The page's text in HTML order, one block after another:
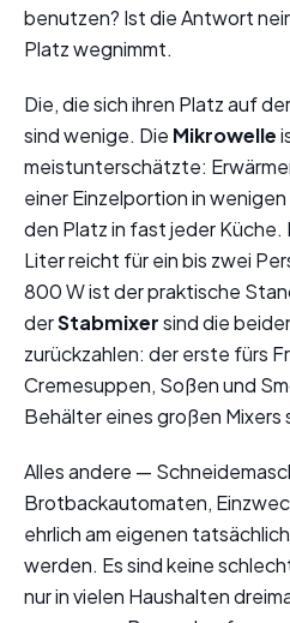
benutzen? Ist die Antwort
Platz wegnimmt.
Die, die sich ihren Platz auf
sind wenige. Die Mikrowelle
meistunterschätzte:
einer Einzelportion in
den Platz in fast jeder
Liter reicht für ein bis zwei
800 W ist der praktische
derStabmixersind die
zurückzahlen: der erste fürs
Cremesuppen, Soßen und
Behälter eines großen Mixers
Alles andere —
Brotbackautomaten,
ehrlich am eigenen
werden. Es sind keine
nur in vielen Haushalten